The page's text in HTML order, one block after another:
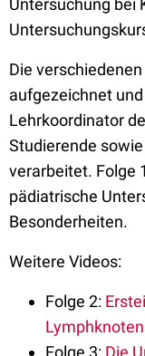
Untersuchung bei
Die
aufgezeichnet
Lehrkoordinator
Studierende
verarbeitet. Folge
pädiatrische
Besonderheiten.
Weitere Videos:
Folge 2:
Folge 3: Die